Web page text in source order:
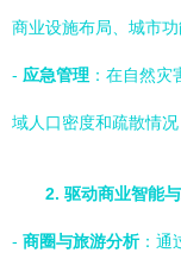
商业设施布局、城市功
- 应急管理 ：在自然
域人口密度和疏散情况
2. 驱动商业智能
- 商圈与旅游分析：通